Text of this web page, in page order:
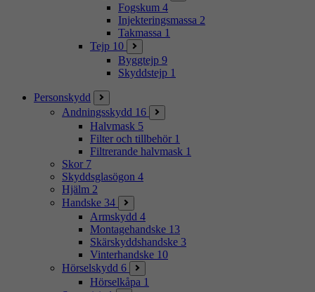
Fogskum 4
Injekteringsmassa 2
Takmassa 1
Tejp 10
Byggtejp 9
Skyddstejp 1
Personskydd
Andningsskydd 16
Halvmask 5
Filter och tillbehör 1
Filtrerande halvmask 1
Skor 7
Skyddsglasögon 4
Hjälm 2
Handske 34
Armskydd 4
Montagehandske 13
Skärskyddshandske 3
Vinterhandske 10
Hörselskydd 6
Hörselkåpa 1